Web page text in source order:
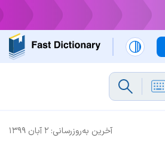
آخرین به‌روزرسانی: ۲ آبان ۱۳۹۹